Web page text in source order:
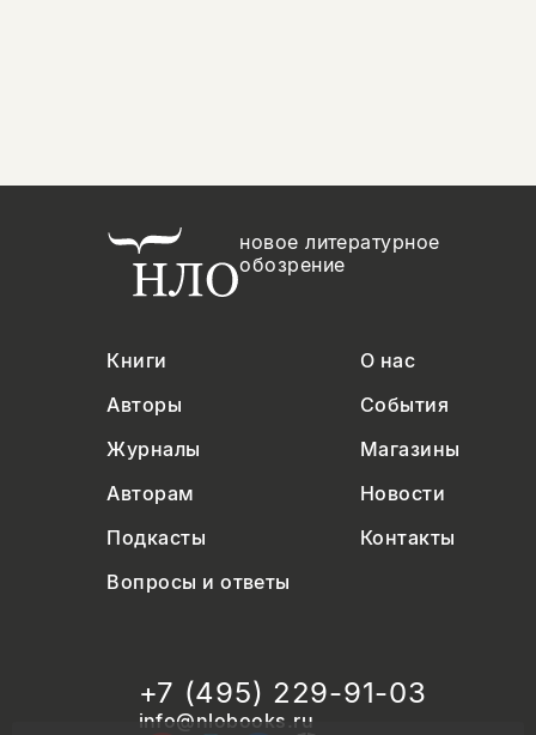
новое литературное
обозрение
Книги
О нас
Авторы
События
Журналы
Магазины
Авторам
Новости
Подкасты
Контакты
Вопросы и ответы
+7 (495) 229-91-03
info@nlobooks.ru